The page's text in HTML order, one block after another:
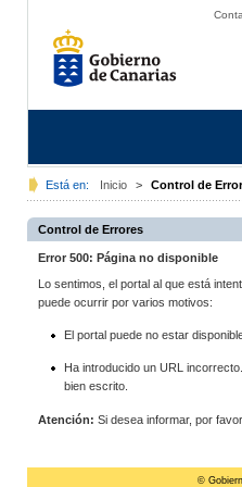
Está en: Inicio > Control de
Control de Errores
Error 500: Página no disponible
Lo sentimos, el portal al que está
puede ocurrir por varios motivos:
El portal puede no estar
Ha introducido un URL
bien escrito.
Atención: Si desea informar, por
©